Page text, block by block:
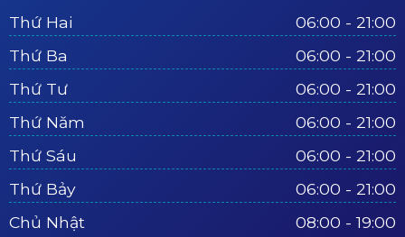
Thứ Hai
06:00 - 21:00
Thứ Ba
06:00 - 21:00
Thứ Tư
06:00 - 21:00
Thứ Năm
06:00 - 21:00
Thứ Sáu
06:00 - 21:00
Thứ Bảy
06:00 - 21:00
Chủ Nhật
08:00 - 19:00